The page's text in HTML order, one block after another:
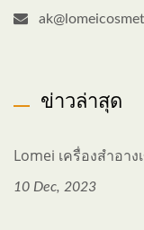
ข่าวล่าสุด
Lomei เครื่องสำอา
10 Dec, 2023